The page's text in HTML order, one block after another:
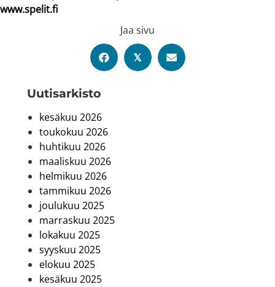
Uutis­arkisto
kesäkuu 2026
toukokuu 2026
huhtikuu 2026
maaliskuu 2026
helmikuu 2026
tammikuu 2026
joulukuu 2025
marraskuu 2025
lokakuu 2025
syyskuu 2025
elokuu 2025
kesäkuu 2025
www.spelit.fi
Jaa sivu
𝕏